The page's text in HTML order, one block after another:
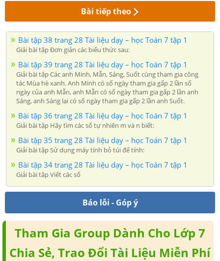
Bài tiếp theo
Bài tập 38 trang 28 Tài liệu dạy – học Toán 7 tập 1
Giải bài tập Đơn giản các biểu thức sau:
Bài tập 39 trang 28 Tài liệu dạy – học Toán 7 tập 1
Giải bài tập Các anh Minh, Mẫn, Sáng, Suốt cùng tham gia công
tác Mùa hè xanh. Anh Minh có số ngày tham gia gấp 2 lần số
ngày của anh Mẫn, anh Mẫn có số ngày tham gia gấp 2 lần anh
Sáng, anh Sáng lại có số ngày tham gia gấp 2 lần anh Suốt.
Bài tập 36 trang 28 Tài liệu dạy – học Toán 7 tập 1
Giải bài tập Hãy tìm các số tự nhiên m và n biết:
Bài tập 35 trang 28 Tài liệu dạy – học Toán 7 tập 1
Giải bài tập Sử dụng máy tính bỏ túi để tính:
Bài tập 34 trang 28 Tài liệu dạy – học Toán 7 tập 1
Giải bài tập Viết các số
Báo lỗi - Góp ý
Tham Gia Group Dành Cho Lớp 7
Chia Sẻ, Trao Đổi Tài Liệu Miễn Phí